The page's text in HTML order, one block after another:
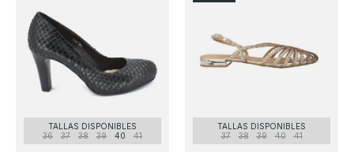
TALLAS DISPONIBLES
36
37 38 39 40 41
TALLAS DISPONIBLES
37
38 39 40 41